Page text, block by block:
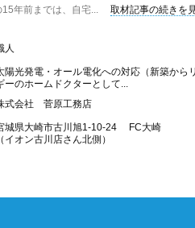
年前までは、自宅...
取材記事の続きを
人
陽光発電・オール電化への対応（新築から
ーのホームドクターとして...
式会社 菅原工務店
城県大崎市古川旭1-10-24 FC大崎
（イオン古川店さん北側）